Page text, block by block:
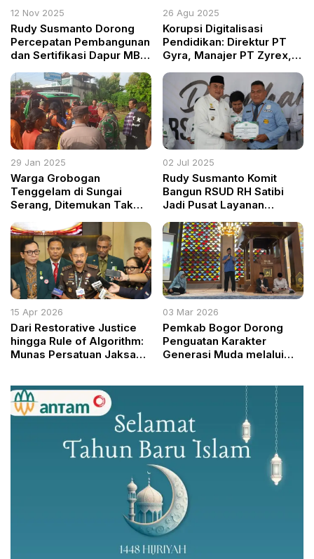
12 Nov 2025
Rudy Susmanto Dorong
Percepatan Pembangunan
dan Sertifikasi Dapur MBG
26 Agu 2025
Korupsi Digitalisasi
Pendidikan: Direktur PT
Gyra, Manajer PT Zyrex,
Diperiksa Kejagung!
29 Jan 2025
Warga Grobogan
Tenggelam di Sungai
Serang, Ditemukan Tak
Kemudian
02 Jul 2025
Rudy Susmanto Komit
Bangun RSUD RH Satibi
Jadi Pusat Layanan
Bogor Timur
15 Apr 2026
Dari Restorative Justice
hingga Rule of Algorithm:
Munas Persatuan Jaksa
Agung Republik Indonesia
03 Mar 2026
Pemkab Bogor Dorong
Penguatan Karakter
Generasi Muda melalui